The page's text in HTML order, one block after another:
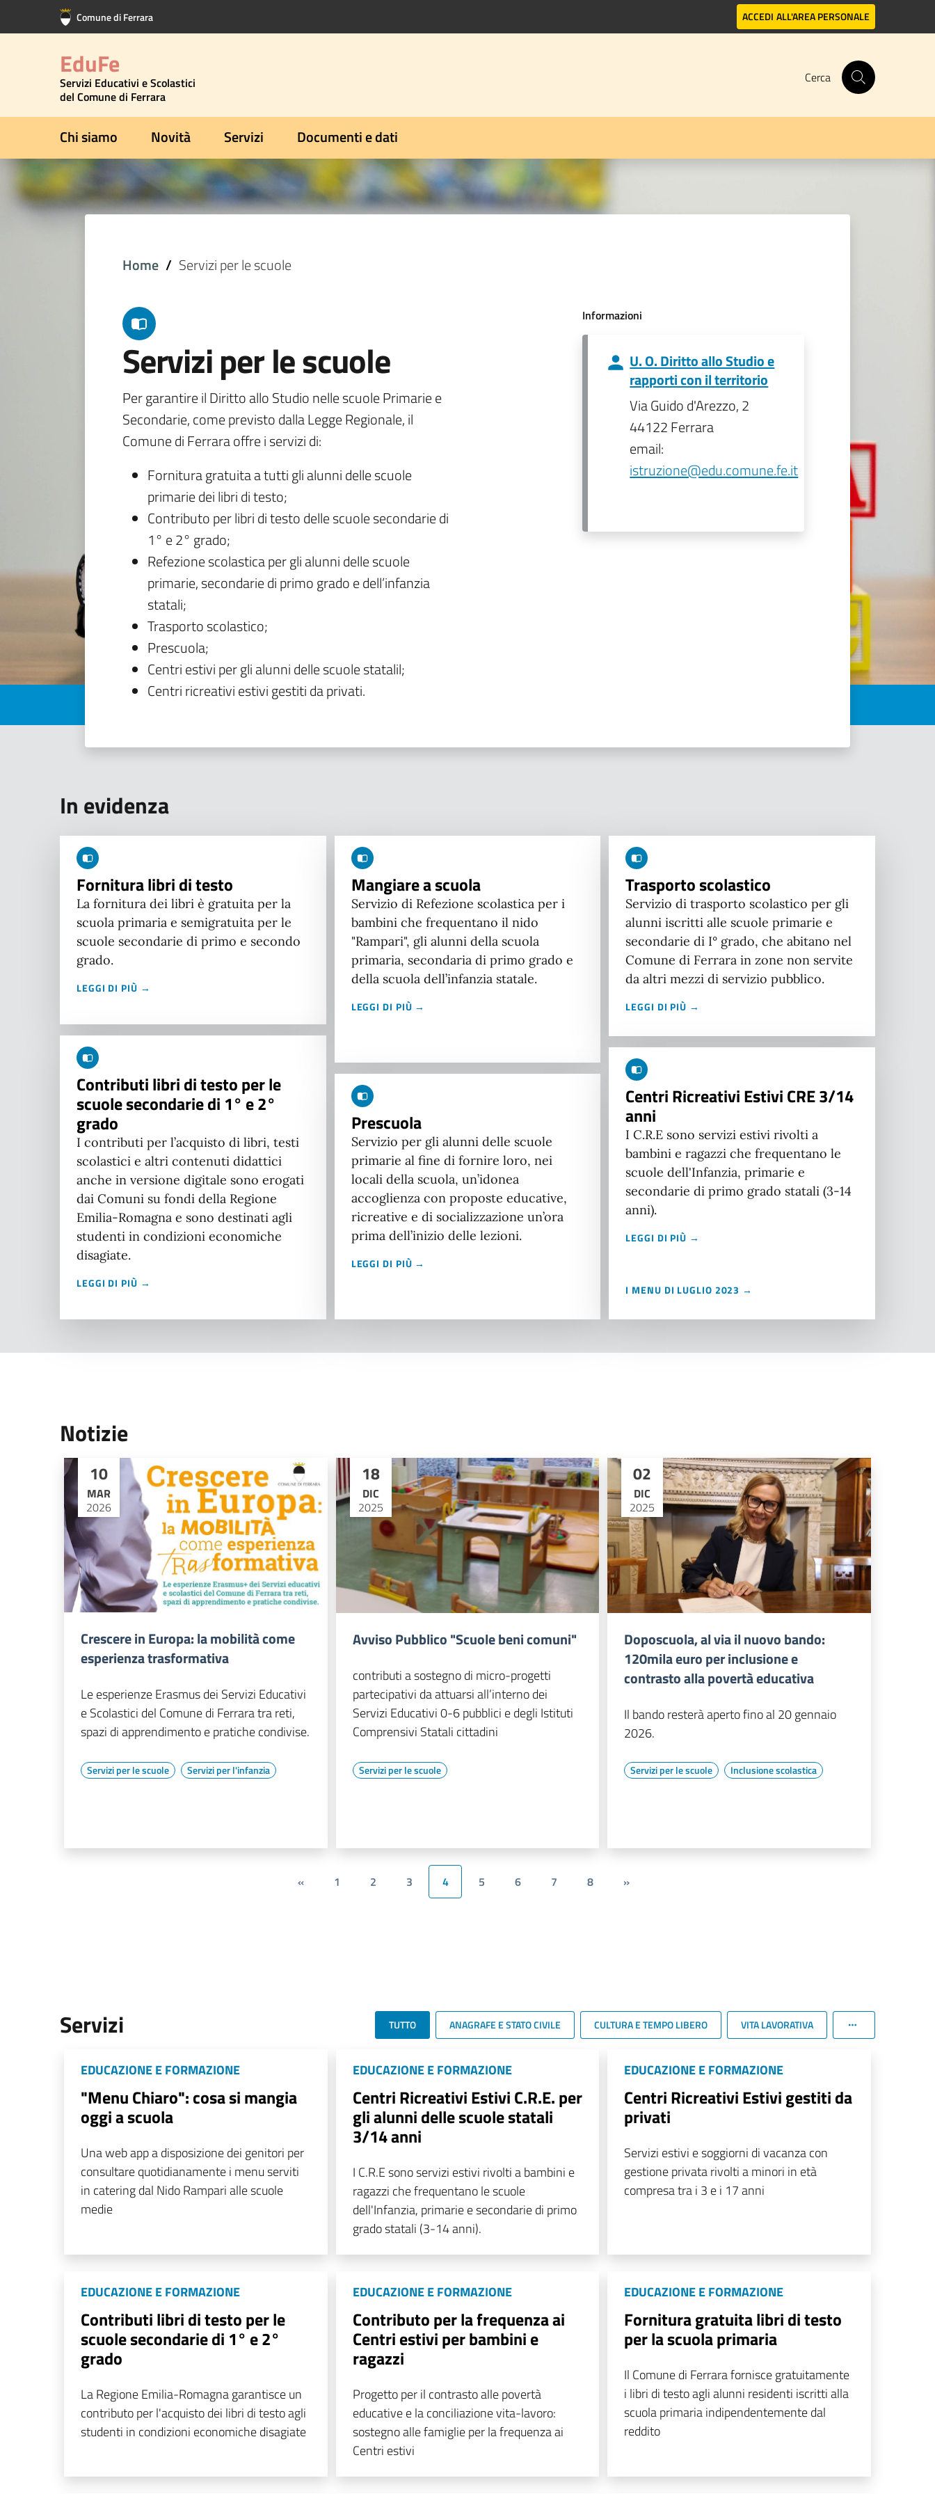
Vai al contenuto principale
Vai al footer Comune di Ferrara ACCEDI ALL'AREA PERSONALE
EduFe
Servizi Educativi e Scolastici
del Comune di Ferrara
Cerca
Chi siamo Novità Servizi Documenti e dati
Home Servizi per le scuole
Servizi per le scuole
Per garantire il Diritto allo Studio nelle scuole Primarie e
Secondarie, come previsto dalla Legge Regionale, il
Comune di Ferrara offre i servizi di:
Fornitura gratuita a tutti gli alunni delle scuole
primarie dei libri di testo;
Contributo per libri di testo delle scuole secondarie di
1° e 2° grado;
Refezione scolastica per gli alunni delle scuole
primarie, secondarie di primo grado e dell’infanzia
statali;
Trasporto scolastico;
Prescuola;
Centri estivi per gli alunni delle scuole statalil;
Centri ricreativi estivi gestiti da privati.
Informazioni
U. O. Diritto allo Studio e
rapporti con il territorio
Via Guido d'Arezzo, 2
44122 Ferrara
email:
istruzione@edu.comune.fe.it
In evidenza
Fornitura libri di testo
La fornitura dei libri è gratuita per la
scuola primaria e semigratuita per le
scuole secondarie di primo e secondo
grado.
LEGGI DI PIÙ →
Contributi libri di testo per le
scuole secondarie di 1° e 2°
grado
I contributi per l’acquisto di libri, testi
scolastici e altri contenuti didattici
anche in versione digitale sono erogati
dai Comuni su fondi della Regione
Emilia-Romagna e sono destinati agli
studenti in condizioni economiche
disagiate.
LEGGI DI PIÙ →
Mangiare a scuola
Servizio di Refezione scolastica per i
bambini che frequentano il nido
"Rampari", gli alunni della scuola
primaria, secondaria di primo grado e
della scuola dell’infanzia statale.
LEGGI DI PIÙ →
Prescuola
Servizio per gli alunni delle scuole
primarie al fine di fornire loro, nei
locali della scuola, un’idonea
accoglienza con proposte educative,
ricreative e di socializzazione un’ora
prima dell’inizio delle lezioni.
LEGGI DI PIÙ →
Trasporto scolastico
Servizio di trasporto scolastico per gli
alunni iscritti alle scuole primarie e
secondarie di I° grado, che abitano nel
Comune di Ferrara in zone non servite
da altri mezzi di servizio pubblico.
LEGGI DI PIÙ →
Centri Ricreativi Estivi CRE 3/14
anni
I C.R.E sono servizi estivi rivolti a
bambini e ragazzi che frequentano le
scuole dell'Infanzia, primarie e
secondarie di primo grado statali (3-14
anni).
LEGGI DI PIÙ →
I MENU DI LUGLIO 2023 →
Notizie
10
MAR
2026
Crescere in Europa: la mobilità come
esperienza trasformativa
Le esperienze Erasmus dei Servizi Educativi
e Scolastici del Comune di Ferrara tra reti,
spazi di apprendimento e pratiche condivise.
Servizi per le scuole Servizi per l'infanzia
18
DIC
2025
Avviso Pubblico "Scuole beni comuni"
contributi a sostegno di micro-progetti
partecipativi da attuarsi all’interno dei
Servizi Educativi 0-6 pubblici e degli Istituti
Comprensivi Statali cittadini
Servizi per le scuole
02
DIC
2025
Doposcuola, al via il nuovo bando:
120mila euro per inclusione e
contrasto alla povertà educativa
Il bando resterà aperto fino al 20 gennaio
2026.
Servizi per le scuole Inclusione scolastica
« 1 2 3 4 5 6 7 8 »
Servizi TUTTO ANAGRAFE E STATO CIVILE CULTURA E TEMPO LIBERO VITA LAVORATIVA
EDUCAZIONE E FORMAZIONE
"Menu Chiaro": cosa si mangia
oggi a scuola
Una web app a disposizione dei genitori per
consultare quotidianamente i menu serviti
in catering dal Nido Rampari alle scuole
medie
EDUCAZIONE E FORMAZIONE
Centri Ricreativi Estivi C.R.E. per
gli alunni delle scuole statali
3/14 anni
I C.R.E sono servizi estivi rivolti a bambini e
ragazzi che frequentano le scuole
dell'Infanzia, primarie e secondarie di primo
grado statali (3-14 anni).
EDUCAZIONE E FORMAZIONE
Centri Ricreativi Estivi gestiti da
privati
Servizi estivi e soggiorni di vacanza con
gestione privata rivolti a minori in età
compresa tra i 3 e i 17 anni
EDUCAZIONE E FORMAZIONE
Contributi libri di testo per le
scuole secondarie di 1° e 2°
grado
La Regione Emilia-Romagna garantisce un
contributo per l'acquisto dei libri di testo agli
studenti in condizioni economiche disagiate
EDUCAZIONE E FORMAZIONE
Contributo per la frequenza ai
Centri estivi per bambini e
ragazzi
Progetto per il contrasto alle povertà
educative e la conciliazione vita-lavoro:
sostegno alle famiglie per la frequenza ai
Centri estivi
EDUCAZIONE E FORMAZIONE
Fornitura gratuita libri di testo
per la scuola primaria
Il Comune di Ferrara fornisce gratuitamente
i libri di testo agli alunni residenti iscritti alla
scuola primaria indipendentemente dal
reddito